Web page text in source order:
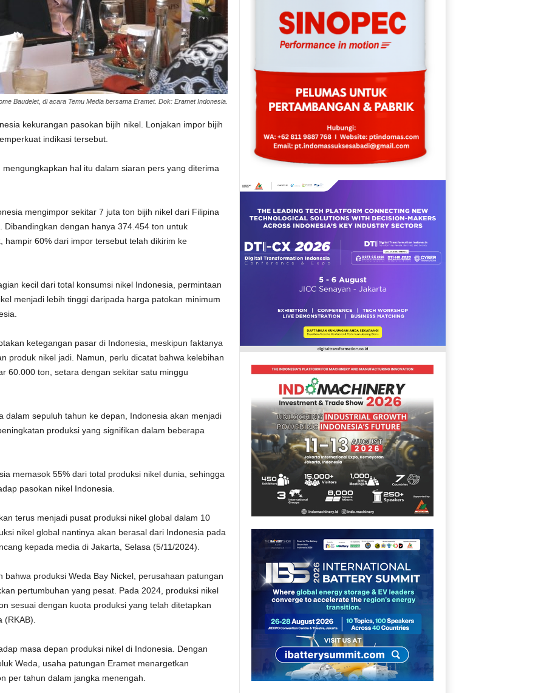
Baudelet, di acara Temu Media bersama Eramet. Dok: Eramet Indonesia.
kekurangan pasokan bijih nikel. Lonjakan impor bijih
indikasi tersebut.
hal itu dalam siaran pers yang diterima
mengimpor sekitar 7 juta ton bijih nikel dari Filipina
dengan hanya 374.454 ton untuk
hampir 60% dari impor tersebut telah dikirim ke
kecil dari total konsumsi nikel Indonesia, permintaan
menjadi lebih tinggi daripada harga patokan minimum
ketegangan pasar di Indonesia, meskipun faktanya
produk nikel jadi. Namun, perlu dicatat bahwa kelebihan
60.000 ton, setara dengan sekitar satu minggu
dalam sepuluh tahun ke depan, Indonesia akan menjadi
produksi yang signifikan dalam beberapa
memasok 55% dari total produksi nikel dunia, sehingga
pasokan nikel Indonesia.
terus menjadi pusat produksi nikel global dalam 10
nikel global nantinya akan berasal dari Indonesia pada
kepada media di Jakarta, Selasa (5/11/2024).
produksi Weda Bay Nickel, perusahaan patungan
pertumbuhan yang pesat. Pada 2024, produksi nikel
sesuai dengan kuota produksi yang telah ditetapkan
masa depan produksi nikel di Indonesia. Dengan
Weda, usaha patungan Eramet menargetkan
per tahun dalam jangka menengah.